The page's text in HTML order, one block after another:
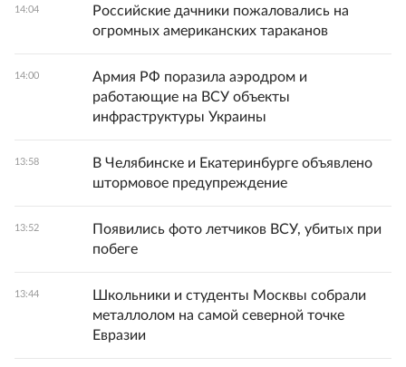
14:04
Российские дачники пожаловались на
огромных американских тараканов
14:00
Армия РФ поразила аэродром и
работающие на ВСУ объекты
инфраструктуры Украины
13:58
В Челябинске и Екатеринбурге объявлено
штормовое предупреждение
13:52
Появились фото летчиков ВСУ, убитых при
побеге
13:44
Школьники и студенты Москвы собрали
металлолом на самой северной точке
Евразии